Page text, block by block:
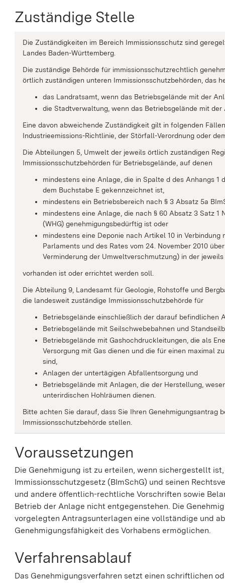
Zuständige Stelle
Die Zuständigkeiten im Bereich Immissionsschutz sind
Landes Baden-Württemberg.
Die zuständige Behörde für immissionsschutzrechtlich
örtlich zuständigen unteren Immissionsschutzbehörden, das
das Landratsamt, wenn das Betriebsgelände mit der
die Stadtverwaltung, wenn das Betriebsgelände mit
Eine davon abweichende Zuständigkeit gilt in folgenden
Industrieemissions-Richtlinie, der Störfall-Verordnung oder
Die Abteilungen 5, Umwelt der jeweils örtlich zuständigen
Immissionsschutzbehörden für Betriebsgelände, auf denen
mindestens eine Anlage, die in Spalte d des Anhangs
dem Buchstabe E gekennzeichnet ist,
mindestens ein Betriebsbereich nach § 3 Absatz 5a
mindestens eine Anlage, die nach § 60 Absatz 3 Satz
(WHG) genehmigungsbedürftig ist oder
mindestens eine Deponie nach Artikel 10 in
Parlaments und des Rates vom 24. November 2010
Verminderung der Umweltverschmutzung) in der
vorhanden ist oder errichtet werden soll.
Die Abteilung 9, Landesamt für Geologie, Rohstoffe und
die landesweit zuständige Immissionsschutzbehörde für
Betriebsgelände einschließlich der darauf befindlichen
Betriebsgelände mit Seilschwebebahnen und
Betriebsgelände mit Gashochdruckleitungen, die als
Versorgung mit Gas dienen und die für einen maximal
sind,
Anlagen der untertägigen Abfallentsorgung und
Betriebsgelände mit Anlagen, die der Herstellung,
unterirdischen Hohlräumen dienen.
Bitte achten Sie darauf, dass Sie Ihren Genehmigungsantrag
Immissionsschutzbehörde stellen.
Voraussetzungen
Die Genehmigung ist zu erteilen, wenn sichergestellt
Immissionsschutzgesetz (BImSchG) und seinen
und andere öffentlich-rechtliche Vorschriften sowie
Betrieb der Anlage nicht entgegenstehen. Die
vorgelegten Antragsunterlagen eine vollständige und
Genehmigungsfähigkeit des Vorhabens ermöglichen.
Verfahrensablauf
Das Genehmigungsverfahren setzt einen schriftlichen